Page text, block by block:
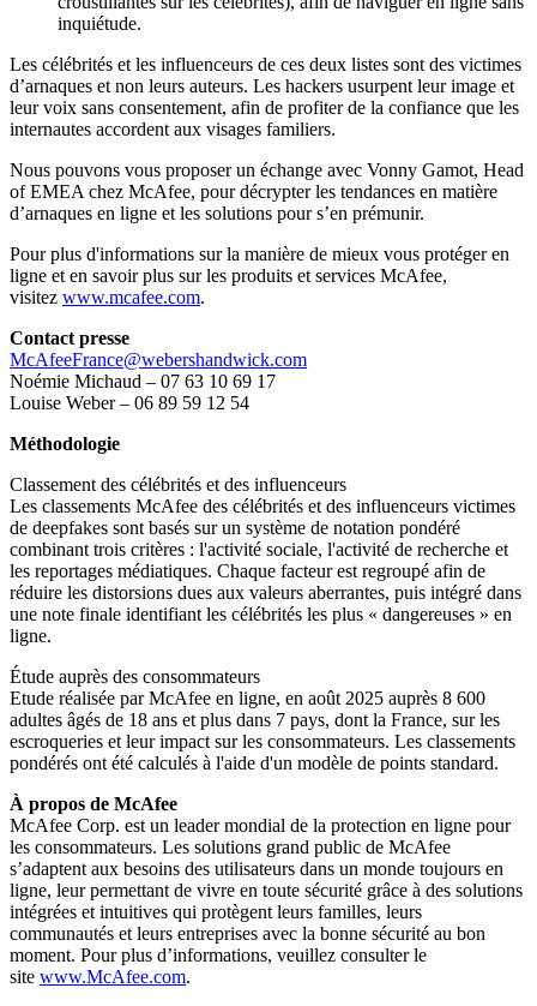
inquiétude.
Les célébrités et les influenceurs de ces deux listes sont des victimes
d’arnaques et non leurs auteurs. Les hackers usurpent leur image et
leur voix sans consentement, afin de profiter de la confiance que les
internautes accordent aux visages familiers.
Nous pouvons vous proposer un échange avec Vonny Gamot, Head
of EMEA chez McAfee, pour décrypter les tendances en matière
d’arnaques en ligne et les solutions pour s’en prémunir.
Pour plus d'informations sur la manière de mieux vous protéger en
ligne et en savoir plus sur les produits et services McAfee,
visitez www.mcafee.com.
Contact presse
McAfeeFrance@webershandwick.com
Noémie Michaud – 07 63 10 69 17
Louise Weber – 06 89 59 12 54
Méthodologie
Classement des célébrités et des influenceurs
Les classements McAfee des célébrités et des influenceurs victimes
de deepfakes sont basés sur un système de notation pondéré
combinant trois critères : l'activité sociale, l'activité de recherche et
les reportages médiatiques. Chaque facteur est regroupé afin de
réduire les distorsions dues aux valeurs aberrantes, puis intégré dans
une note finale identifiant les célébrités les plus « dangereuses » en
ligne.
Étude auprès des consommateurs
Etude réalisée par McAfee en ligne, en août 2025 auprès 8 600
adultes âgés de 18 ans et plus dans 7 pays, dont la France, sur les
escroqueries et leur impact sur les consommateurs. Les classements
pondérés ont été calculés à l'aide d'un modèle de points standard.
À propos de McAfee
McAfee Corp. est un leader mondial de la protection en ligne pour
les consommateurs. Les solutions grand public de McAfee
s’adaptent aux besoins des utilisateurs dans un monde toujours en
ligne, leur permettant de vivre en toute sécurité grâce à des solutions
intégrées et intuitives qui protègent leurs familles, leurs
communautés et leurs entreprises avec la bonne sécurité au bon
moment. Pour plus d’informations, veuillez consulter le
site www.McAfee.com.